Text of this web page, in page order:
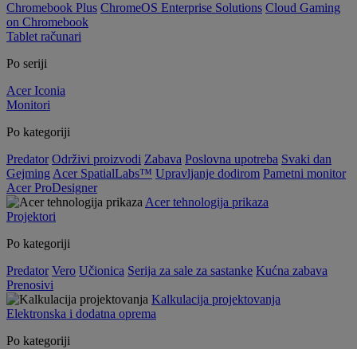
Chromebook Plus ChromeOS Enterprise Solutions Cloud Gaming
on Chromebook
Tablet računari
Po seriji
Acer Iconia
Monitori
Po kategoriji
Predator Održivi proizvodi Zabava Poslovna upotreba Svaki dan
Gejming Acer SpatialLabs™ Upravljanje dodirom Pametni monitor
Acer ProDesigner
Acer tehnologija prikaza
Projektori
Po kategoriji
Predator Vero Učionica Serija za sale za sastanke Kućna zabava
Prenosivi
Kalkulacija projektovanja
Elektronska i dodatna oprema
Po kategoriji